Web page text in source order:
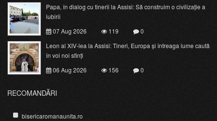
Papa, în dialog cu tinerii la Assisi: Să construim o civilizație a
iubirii
07 Aug 2026
119
0
Leon al XIV-lea la Assisi: Tineri, Europa și întreaga lume caută
în voi noi sfinți
06 Aug 2026
156 0
RECOMANDĂRI
bisericaromanaunita.ro